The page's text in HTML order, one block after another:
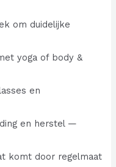
om duidelijke
yoga of body &
en
en herstel —
komt door regelmaat